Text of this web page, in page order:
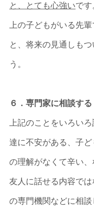
と、とても心強いで
上の子どもがいる先
と、将来の見通しも
う。
６．専門家に相談する
上記のことをいろい
達に不安がある、子
の理解がなくて辛い
友人に話せる内容で
の専門機関などに相談